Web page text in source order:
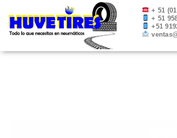
contenido
+ 51
+ 51
+51